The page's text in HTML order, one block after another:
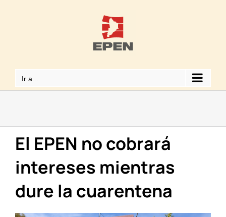
Ir a...
El EPEN no cobrará
intereses mientras
dure la cuarentena